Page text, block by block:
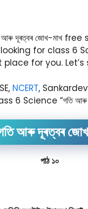
দূৰত্বৰ জোখ-মাখ
for class 6
right place for you.
NCERT,
Science “গতি আৰু
আৰু দূৰত্বৰ
পাঠ ১০